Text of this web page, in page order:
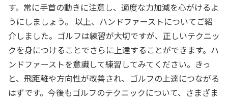
す。常に手首の動きに注意し、適度な力加減を心がけるよ
うにしましょう。 以上、ハンドファーストについてご紹
介しました。ゴルフは練習が大切ですが、正しいテクニッ
クを身につけることでさらに上達することができます。ハ
ンドファーストを意識して練習してみてください。きっ
と、飛距離や方向性が改善され、ゴルフの上達につながる
はずです。今後もゴルフのテクニックについて、さまざま